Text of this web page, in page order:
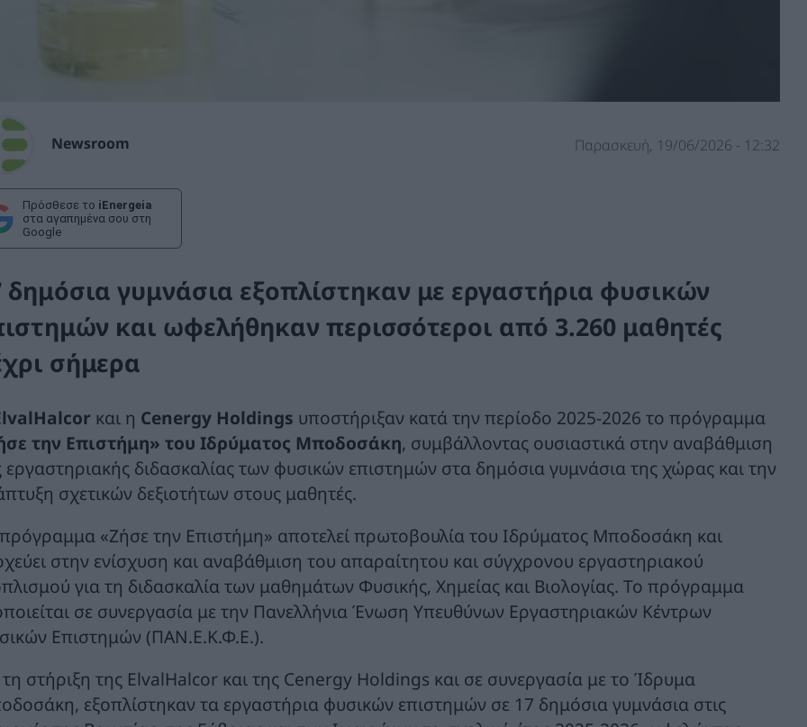
Newsroom Παρασκευή, 19/06/2026 - 12:32
Πρόσθεσε το iEnergeia
στα αγαπημένα σου στη
Google
δημόσια γυμνάσια εξοπλίστηκαν με εργαστήρια φυσικών
και ωφελήθηκαν περισσότεροι από 3.260 μαθητές
σήμερα
και η Cenergy Holdings υποστήριξαν κατά την περίοδο 2025-2026 το πρόγραμμα
την Επιστήμη» του Ιδρύματος Μποδοσάκη, συμβάλλοντας ουσιαστικά στην αναβάθμιση
εργαστηριακής διδασκαλίας των φυσικών επιστημών στα δημόσια γυμνάσια της χώρας και την
σχετικών δεξιοτήτων στους μαθητές.
«Ζήσε την Επιστήμη» αποτελεί πρωτοβουλία του Ιδρύματος Μποδοσάκη και
στην ενίσχυση και αναβάθμιση του απαραίτητου και σύγχρονου εργαστηριακού
για τη διδασκαλία των μαθημάτων Φυσικής, Χημείας και Βιολογίας. Το πρόγραμμα
σε συνεργασία με την Πανελλήνια Ένωση Υπευθύνων Εργαστηριακών Κέντρων
Επιστημών (ΠΑΝ.Ε.Κ.Φ.Ε.).
στήριξη της ElvalHalcor και της Cenergy Holdings και σε συνεργασία με το Ίδρυμα
εξοπλίστηκαν τα εργαστήρια φυσικών επιστημών σε 17 δημόσια γυμνάσια στις